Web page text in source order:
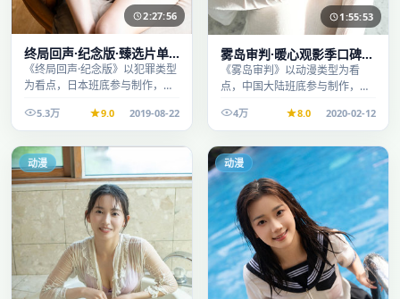
2:27:56
终局回声·纪念版·臻选片单
推荐画质清晰观看流畅
《终局回声·纪念版》以犯罪类型
为看点，日本班底参与制作，叙
段观看。
5.3万 9.0 2019-08-22
1:55:53
雾岛审判·暖心观影季口碑发
酵持续升温
《雾岛审判》以动漫类型为看
点，中国大陆班底参与制作，叙
段观看。
4万 8.0 2020-02-12
动漫 动漫